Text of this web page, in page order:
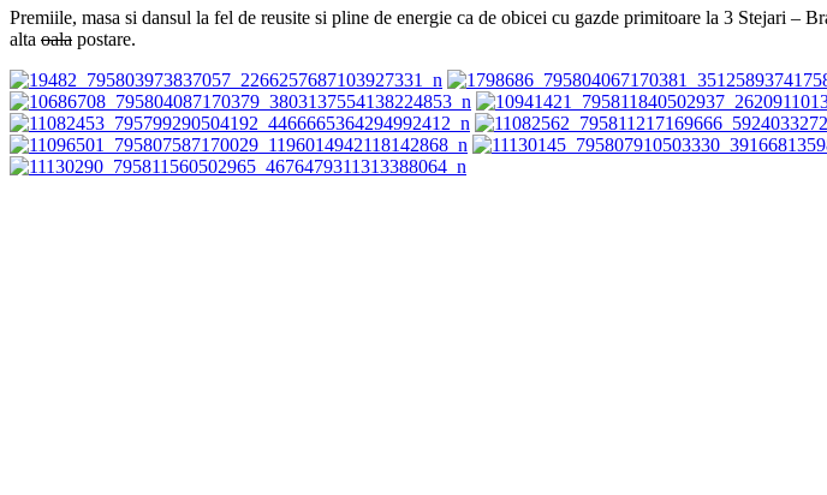
Premiile, masa si dansul la fel de reusite si pline de energie ca de obicei cu gazde primitoare la 3 Stejari –
alta oala postare.